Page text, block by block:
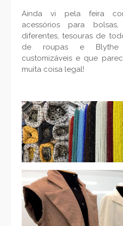
Ainda vi pela feira
acessórios para
diferentes, tesouras de
de roupas e Blythe
customizáveis e que
muita coisa legal!